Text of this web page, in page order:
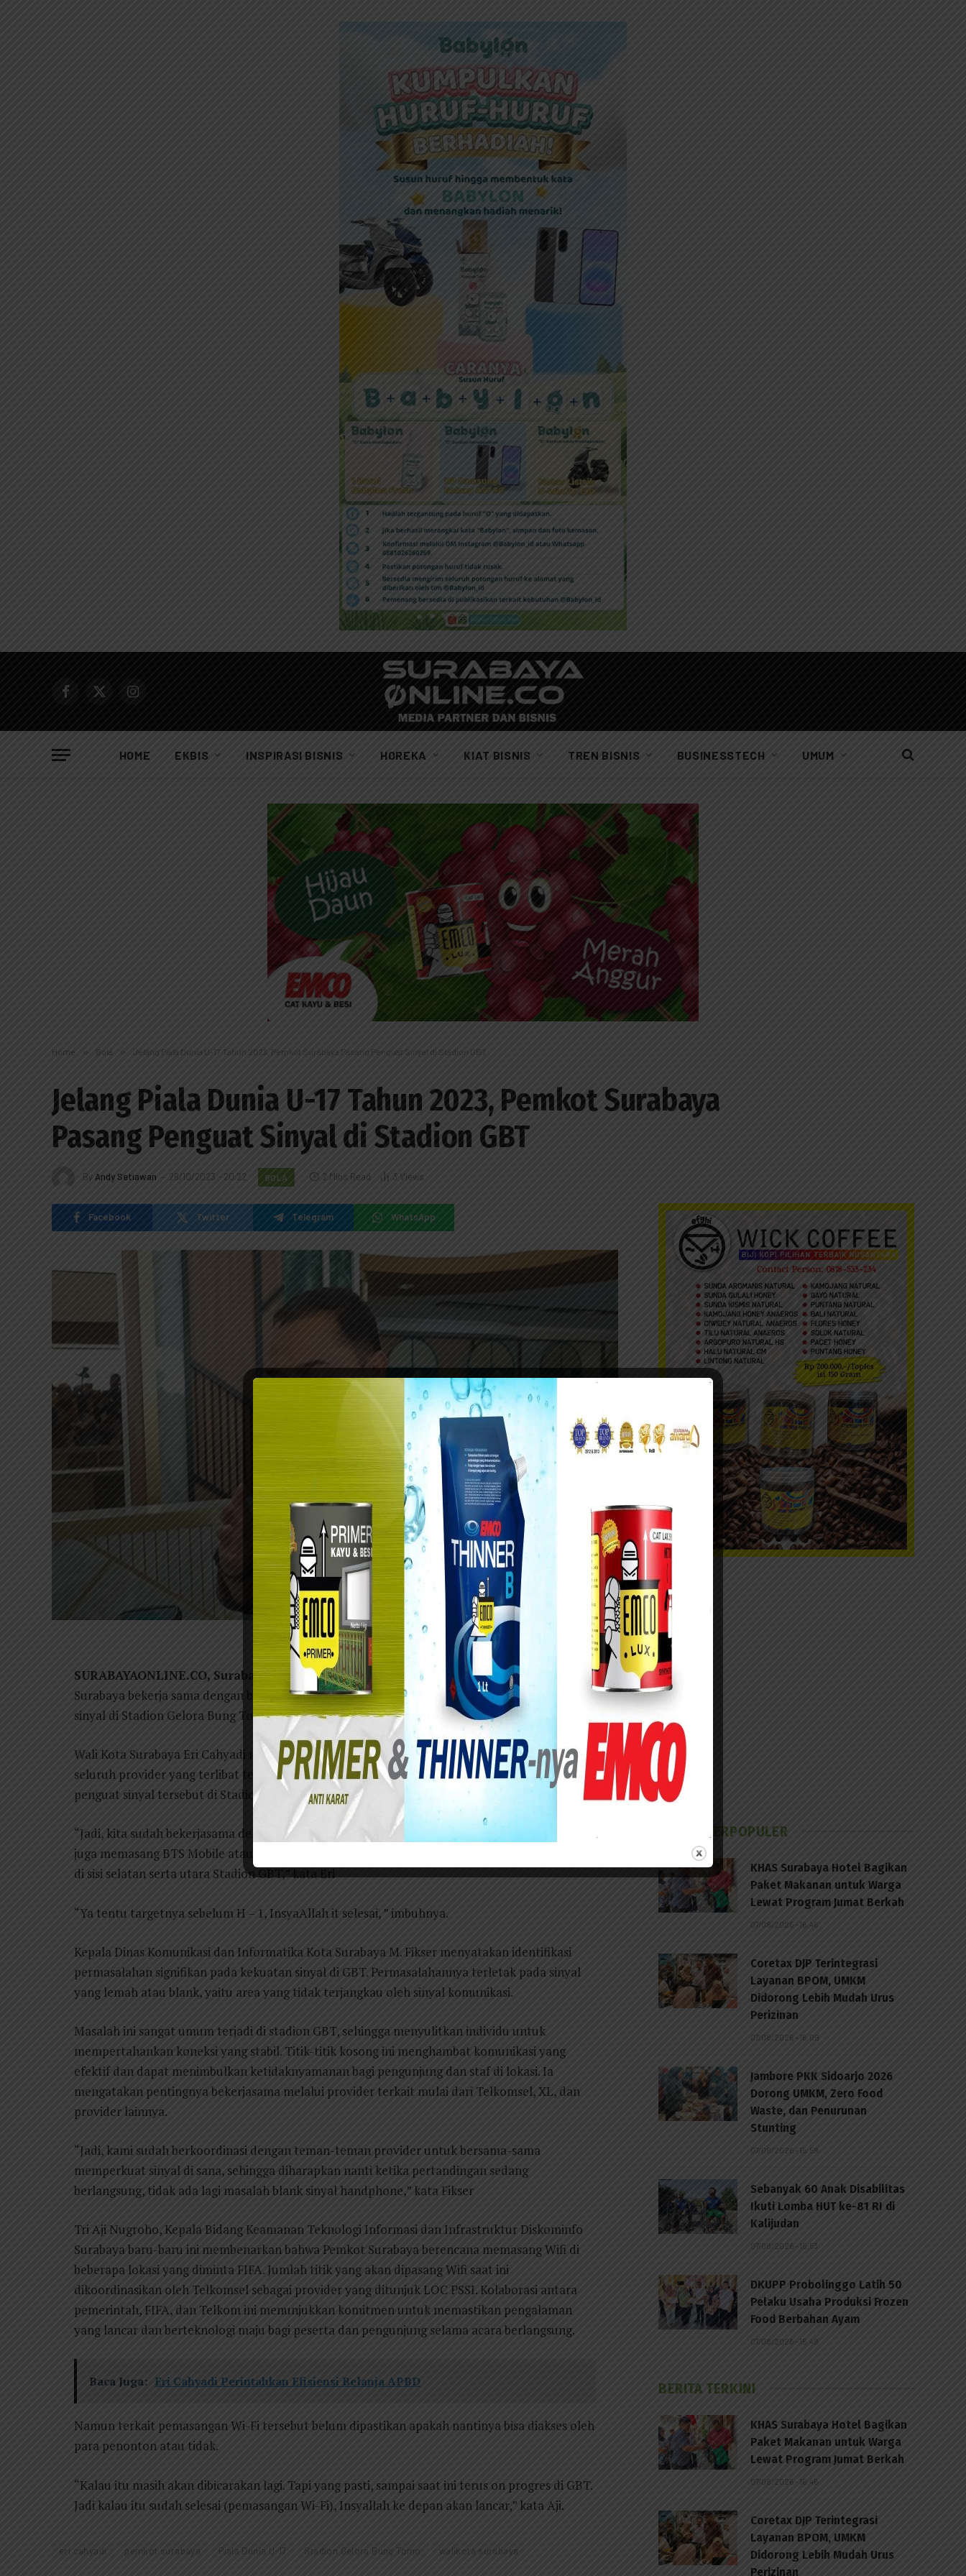
Facebook
X
Instagram
HOME EKBIS INSPIRASI BISNIS HOREKA KIAT BISNIS TREN BISNIS BUSINESSTECH UMUM
Home » Bola » Jelang Piala Dunia U-17 Tahun 2023, Pemkot Surabaya Pasang Penguat Sinyal di Stadion GBT
Jelang Piala Dunia U-17 Tahun 2023, Pemkot Surabaya
Pasang Penguat Sinyal di Stadion GBT
By Andy Setiawan 26/10/2023 - 20:22 BOLA 2 Mins Read 3 Views
Facebook Twitter Telegram WhatsApp
Walikota Surabaya Eri Cahyadi.
SURABAYAONLINE.CO, Surabaya– Untuk persiapan Piala Dunia U-17 tahun 2023, Pemkot
Surabaya bekerja sama dengan berbagai penyedia layanan berinisiatif memasang penguat
sinyal di Stadion Gelora Bung Tomo (GBT) Surabaya.
Wali Kota Surabaya Eri Cahyadi memastikan koordinasi dan kolaborasi menyeluruh dengan
seluruh provider yang terlibat telah dilakukan untuk memastikan keberhasilan pemasangan
penguat sinyal tersebut di Stadion GBT.
“Jadi, kita sudah bekerjasama dengan provider, mereka akan memasang penguat sinyal dan
juga memasang BTS Mobile atau mobile combat yang akan diletakkan di lapangan A, B, C dan
di sisi selatan serta utara Stadion GBT,” kata Eri
“Ya tentu targetnya sebelum H – 1, InsyaAllah it selesai, ” imbuhnya.
Kepala Dinas Komunikasi dan Informatika Kota Surabaya M. Fikser menyatakan identifikasi
permasalahan signifikan pada kekuatan sinyal di GBT. Permasalahannya terletak pada sinyal
yang lemah atau blank, yaitu area yang tidak terjangkau oleh sinyal komunikasi.
Masalah ini sangat umum terjadi di stadion GBT, sehingga menyulitkan individu untuk
mempertahankan koneksi yang stabil. Titik-titik kosong ini menghambat komunikasi yang
efektif dan dapat menimbulkan ketidaknyamanan bagi pengunjung dan staf di lokasi. Ia
mengatakan pentingnya bekerjasama melalui provider terkait mulai dari Telkomsel, XL, dan
provider lainnya.
“Jadi, kami sudah berkoordinasi dengan teman-teman provider untuk bersama-sama
memperkuat sinyal di sana, sehingga diharapkan nanti ketika pertandingan sedang
berlangsung, tidak ada lagi masalah blank sinyal handphone,” kata Fikser
Tri Aji Nugroho, Kepala Bidang Keamanan Teknologi Informasi dan Infrastruktur Diskominfo
Surabaya baru-baru ini membenarkan bahwa Pemkot Surabaya berencana memasang Wifi di
beberapa lokasi yang diminta FIFA. Jumlah titik yang akan dipasang Wifi saat ini
dikoordinasikan oleh Telkomsel sebagai provider yang ditunjuk LOC PSSI. Kolaborasi antara
pemerintah, FIFA, dan Telkom ini menunjukkan komitmen untuk memastikan pengalaman
yang lancar dan berteknologi maju bagi peserta dan pengunjung selama acara berlangsung.
Baca Juga: Eri Cahyadi Perintahkan Efisiensi Belanja APBD
Namun terkait pemasangan Wi-Fi tersebut belum dipastikan apakah nantinya bisa diakses oleh
para penonton atau tidak.
“Kalau itu masih akan dibicarakan lagi. Tapi yang pasti, sampai saat ini terus on progres di GBT.
Jadi kalau itu sudah selesai (pemasangan Wi-Fi), Insyallah ke depan akan lancar,” kata Aji.
eri cahyadi pemkot surabaya Piala Dunia U-17 Stadion Gelora Bung Tomo walikota surabaya
BERITA TERPOPULER
KHAS Surabaya Hotel Bagikan
Paket Makanan untuk Warga
Lewat Program Jumat Berkah
07/08/2026 - 16:46
Coretax DJP Terintegrasi
Layanan BPOM, UMKM
Didorong Lebih Mudah Urus
Perizinan
07/08/2026 - 16:09
Jambore PKK Sidoarjo 2026
Dorong UMKM, Zero Food
Waste, dan Penurunan
Stunting
07/08/2026 - 15:59
Sebanyak 60 Anak Disabilitas
Ikuti Lomba HUT ke-81 RI di
Kalijudan
07/08/2026 - 15:53
DKUPP Probolinggo Latih 50
Pelaku Usaha Produksi Frozen
Food Berbahan Ayam
07/08/2026 - 15:49
BERITA TERKINI
KHAS Surabaya Hotel Bagikan
Paket Makanan untuk Warga
Lewat Program Jumat Berkah
07/08/2026 - 16:46
Coretax DJP Terintegrasi
Layanan BPOM, UMKM
Didorong Lebih Mudah Urus
Perizinan